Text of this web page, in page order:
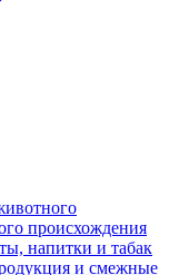
происхождения
напитки и табак
и смежные